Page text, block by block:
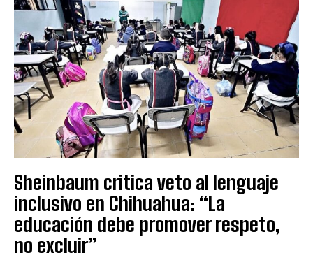
Sheinbaum critica veto al lenguaje
inclusivo en Chihuahua: “La
educación debe promover respeto,
no excluir”